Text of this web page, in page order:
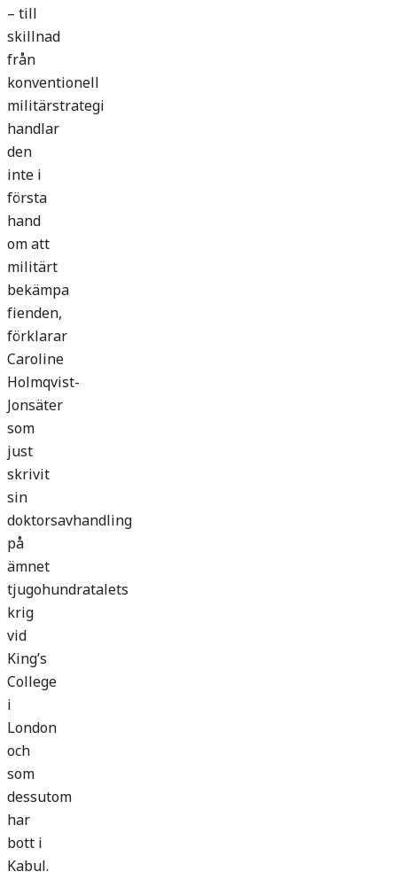
– till
skillnad
från
konventionell
militärstrategi
handlar
den
inte i
första
hand
om att
militärt
bekämpa
fienden,
förklarar
Caroline
Holmqvist-
Jonsäter
som
just
skrivit
sin
doktorsavhandling
på
ämnet
tjugohundratalets
krig
vid
King’s
College
i
London
och
som
dessutom
har
bott i
Kabul.